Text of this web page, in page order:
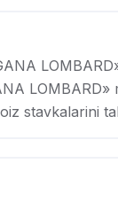
stavkalarini